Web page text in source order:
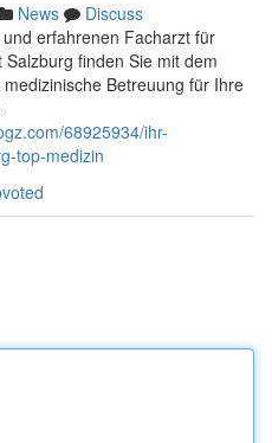
News
Discuss
erfahrenen Facharzt für
finden Sie mit dem
Betreuung für Ihre
68925934/ihr-
top-medizin